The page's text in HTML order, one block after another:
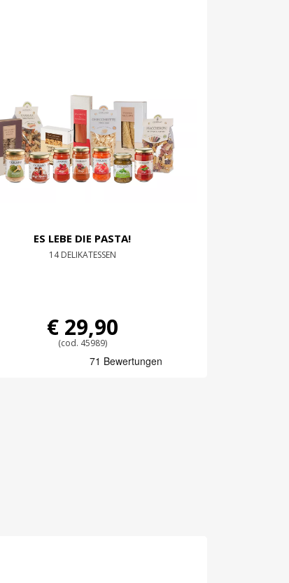
ES LEBE DIE PASTA!
14 DELIKATESSEN
€ 29,90
(cod. 45989)